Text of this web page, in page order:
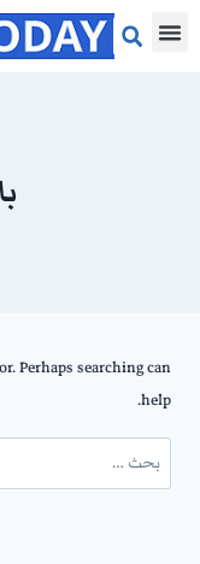
Perhaps searching can
help.